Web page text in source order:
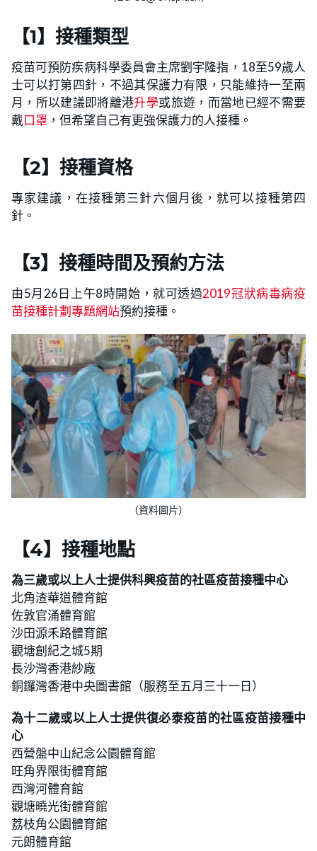
【1】接種類型
疫苗可預防疾病科學委員會主席劉宇隆指，18至59歲人
士可以打第四針，不過其保護力有限，只能維持一至兩
月，所以建議即將離港升學或旅遊，而當地已經不需要
戴口罩 ，但希望自己有更強保護力的人接種。
【2】接種資格
專家建議，在接種第三針六個月後，就可以接種第四
針。
【3】接種時間及預約方法
由5月26日上午8時開始，就可透過2019冠狀病毒病疫
苗接種計劃專題網站預約接種。
（資料圖片）
【4】接種地點
為三歲或以上人士提供科興疫苗的社區疫苗接種中心
北角渣華道體育館
佐敦官涌體育館
沙田源禾路體育館
觀塘創紀之城5期
長沙灣香港紗廠
銅鑼灣香港中央圖書館（服務至五月三十一日）
為十二歲或以上人士提供復必泰疫苗的社區疫苗接種中
心
西營盤中山紀念公園體育館
旺角界限街體育館
西灣河體育館
觀塘曉光街體育館
荔枝角公園體育館
元朗體育館